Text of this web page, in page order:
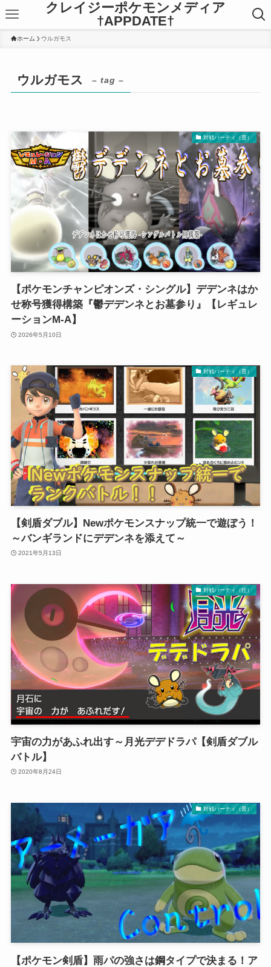
クレイジーポケモンメディア
†APPDATE†
ホーム ウルガモス
ウルガモス – tag –
対戦パーティ（普）
【ポケモンチャンピオンズ・シングル】デデンネはか
せ称号獲得構築『鬱デデンネとお墓参り』【レギュレ
ーションM-A】
2026年5月10日
対戦パーティ（普）
【剣盾ダブル】Newポケモンスナップ統一で遊ぼう！
～バンギランドにデデンネを添えて～
2021年5月13日
対戦パーティ（狂）
宇宙の力があふれ出す～月光デデドラパ【剣盾ダブル
バトル】
2020年8月24日
対戦パーティ（普）
【ポケモン剣盾】雨パの強さは鋼タイプで決まる！ア